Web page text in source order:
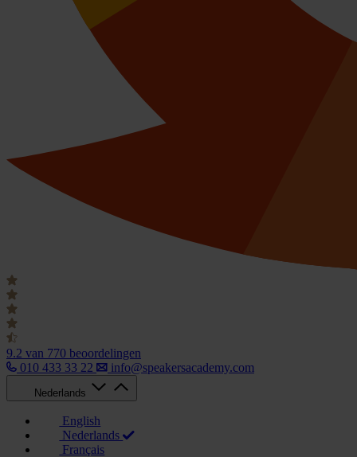
9.2 van 770 beoordelingen
010 433 33 22
info@speakersacademy.com
Nederlands
English
Nederlands
Français